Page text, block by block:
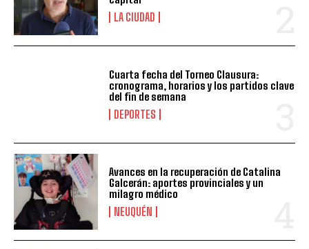
LA CIUDAD
Cuarta fecha del Torneo Clausura:
cronograma, horarios y los partidos clave
del fin de semana
DEPORTES
Avances en la recuperación de Catalina
Galcerán: aportes provinciales y un
milagro médico
NEUQUÉN